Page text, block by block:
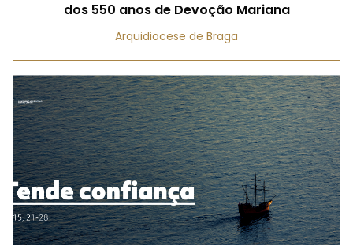
dos 550 anos de Devoção Mariana
Arquidiocese de Braga